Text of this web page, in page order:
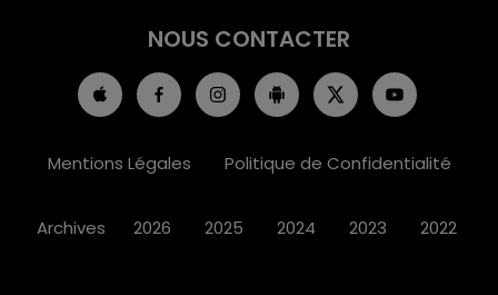
NOUS CONTACTER
Mentions Légales Politique de Confidentialité
Archives 2026 2025 2024 2023 2022